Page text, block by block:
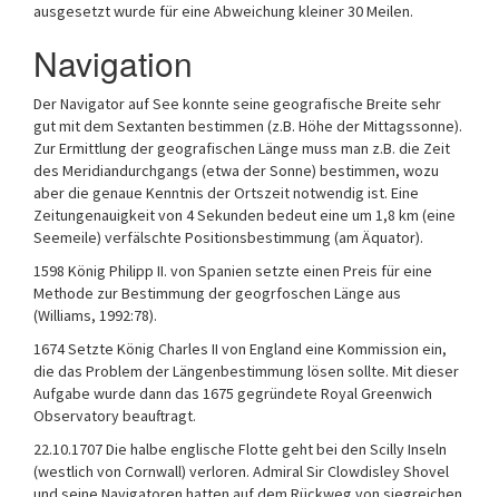
ausgesetzt wurde für eine Abweichung kleiner 30 Meilen.
Navigation
Der Navigator auf See konnte seine geografische Breite sehr
gut mit dem Sextanten bestimmen (z.B. Höhe der Mittagssonne).
Zur Ermittlung der geografischen Länge muss man z.B. die Zeit
des Meridiandurchgangs (etwa der Sonne) bestimmen, wozu
aber die genaue Kenntnis der Ortszeit notwendig ist. Eine
Zeitungenauigkeit von 4 Sekunden bedeut eine um 1,8 km (eine
Seemeile) verfälschte Positionsbestimmung (am Äquator).
1598 König Philipp II. von Spanien setzte einen Preis für eine
Methode zur Bestimmung der geogrfoschen Länge aus
(Williams, 1992:78).
1674 Setzte König Charles II von England eine Kommission ein,
die das Problem der Längenbestimmung lösen sollte. Mit dieser
Aufgabe wurde dann das 1675 gegründete Royal Greenwich
Observatory beauftragt.
22.10.1707 Die halbe englische Flotte geht bei den Scilly Inseln
(westlich von Cornwall) verloren. Admiral Sir Clowdisley Shovel